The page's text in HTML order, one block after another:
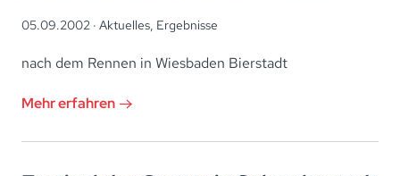
05.09.2002 · Aktuelles, Ergebnisse
nach dem Rennen in Wiesbaden Bierstadt
Mehr erfahren